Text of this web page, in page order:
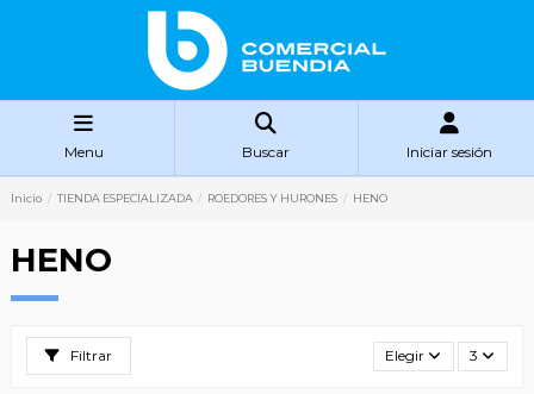
Menu Buscar Iniciar sesión
Inicio TIENDA ESPECIALIZADA ROEDORES Y HURONES HENO
HENO
Filtrar Elegir 3